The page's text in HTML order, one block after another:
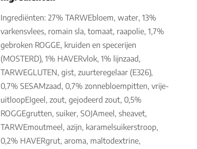
Ingrediënten: 27% TARWEbloem, water, 13%
varkensvlees, romain sla, tomaat, raapolie, 1,7%
gebroken ROGGE, kruiden en specerijen
(MOSTERD), 1% HAVERvlok, 1% lijnzaad,
TARWEGLUTEN, gist, zuurteregelaar (E326),
0,7% SESAMzaad, 0,7% zonnebloempitten, vrije-
uitloopEIgeel, zout, gejodeerd zout, 0,5%
ROGGEgrutten, suiker, SOJAmeel, sheavet,
TARWEmoutmeel, azijn, karamelsuikerstroop,
0,2% HAVERgrut, aroma, maltodextrine,